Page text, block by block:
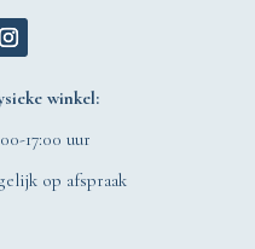
winkel:
17:00 uur
op afspraak